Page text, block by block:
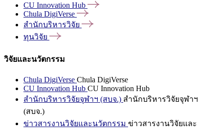
CU Innovation Hub
Chula DigiVerse
สำนักบริหารวิจัย
ทุนวิจัย
วิจัยและนวัตกรรม
Chula DigiVerse Chula DigiVerse
CU Innovation Hub CU Innovation Hub
สำนักบริหารวิจัยจุฬาฯ (สบจ.) สำนักบริหารวิจัยจุฬาฯ
(สบจ.)
ข่าวสารงานวิจัยและนวัตกรรม ข่าวสารงานวิจัยและ